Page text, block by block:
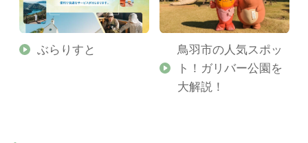
ぶらりすと
鳥羽市の人気スポッ
ト！ガリバー公園を
大解説！